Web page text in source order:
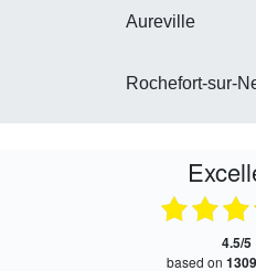
Aureville
Rochefort-sur-
4.5/5
based on 1309
Satisfait, retour rapide !